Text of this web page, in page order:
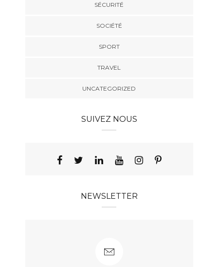
SÉCURITÉ
SOCIÉTÉ
SPORT
TRAVEL
UNCATEGORIZED
SUIVEZ NOUS
NEWSLETTER